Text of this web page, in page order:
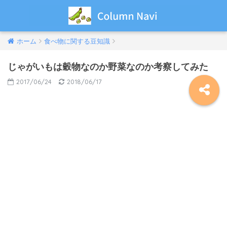
ホーム 食べ物に関する豆知識
じゃがいもは穀物なのか野菜なのか考察してみた
2017/06/24 2018/06/17